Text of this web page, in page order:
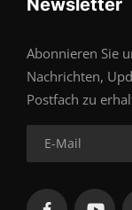
Newsletter
Abonnieren Sie
Nachrichten,
Postfach zu